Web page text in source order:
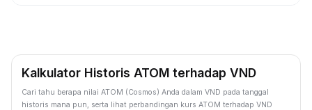
Kalkulator Historis ATOM terhadap VND
Cari tahu berapa nilai ATOM (Cosmos) Anda dalam VND pada tanggal
historis mana pun, serta lihat perbandingan kurs ATOM terhadap VND